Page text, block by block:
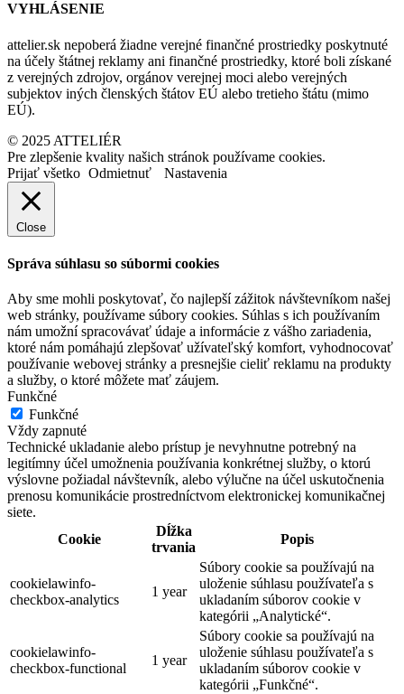
VYHLÁSENIE
attelier.sk nepoberá žiadne verejné finančné prostriedky poskytnuté
na účely štátnej reklamy ani finančné prostriedky, ktoré boli získané
z verejných zdrojov, orgánov verejnej moci alebo verejných
subjektov iných členských štátov EÚ alebo tretieho štátu (mimo
EÚ).
© 2025 ATTELIÉR
Pre zlepšenie kvality našich stránok používame cookies.
Prijať všetko Odmietnuť Nastavenia
Close
Správa súhlasu so súbormi cookies
Aby sme mohli poskytovať, čo najlepší zážitok návštevníkom našej
web stránky, používame súbory cookies. Súhlas s ich používaním
nám umožní spracovávať údaje a informácie z vášho zariadenia,
ktoré nám pomáhajú zlepšovať užívateľský komfort, vyhodnocovať
používanie webovej stránky a presnejšie cieliť reklamu na produkty
a služby, o ktoré môžete mať záujem.
Funkčné
Funkčné
Vždy zapnuté
Technické ukladanie alebo prístup je nevyhnutne potrebný na
legitímny účel umožnenia používania konkrétnej služby, o ktorú
výslovne požiadal návštevník, alebo výlučne na účel uskutočnenia
prenosu komunikácie prostredníctvom elektronickej komunikačnej
siete.
Cookie
Dĺžka
trvania
Popis
cookielawinfo-
checkbox-analytics
1 year
Súbory cookie sa používajú na
uloženie súhlasu používateľa s
ukladaním súborov cookie v
kategórii „Analytické“.
cookielawinfo-
checkbox-functional
1 year
Súbory cookie sa používajú na
uloženie súhlasu používateľa s
ukladaním súborov cookie v
kategórii „Funkčné“.